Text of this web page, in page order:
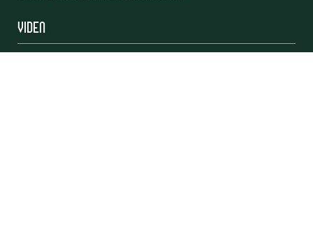
Viden